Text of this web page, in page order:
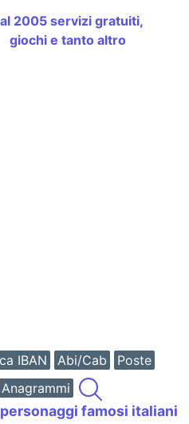
2005 servizi gratuiti,
giochi e tanto altro
IBAN Abi/Cab
Poste
Anagrammi
famosi italiani